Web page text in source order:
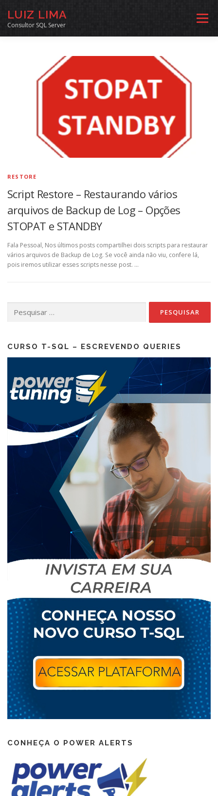
LUIZ LIMA
Consultor SQL Server
Menu
MENTORIA SQL CURSOS EXERCÍCIOS SQL
ARQUIVO LINKS COMUNIDADE
CONTATO
RESTORE
Script Restore – Restaurando vários
arquivos de Backup de Log – Opções
STOPAT e STANDBY
Fala Pessoal, Nos últimos posts compartilhei dois scripts para restaurar
vários arquivos de Backup de Log. Se você ainda não viu, confere lá,
pois iremos utilizar esses scripts nesse post. …
por:
CURSO T-SQL – ESCREVENDO QUERIES
CONHEÇA O POWER ALERTS